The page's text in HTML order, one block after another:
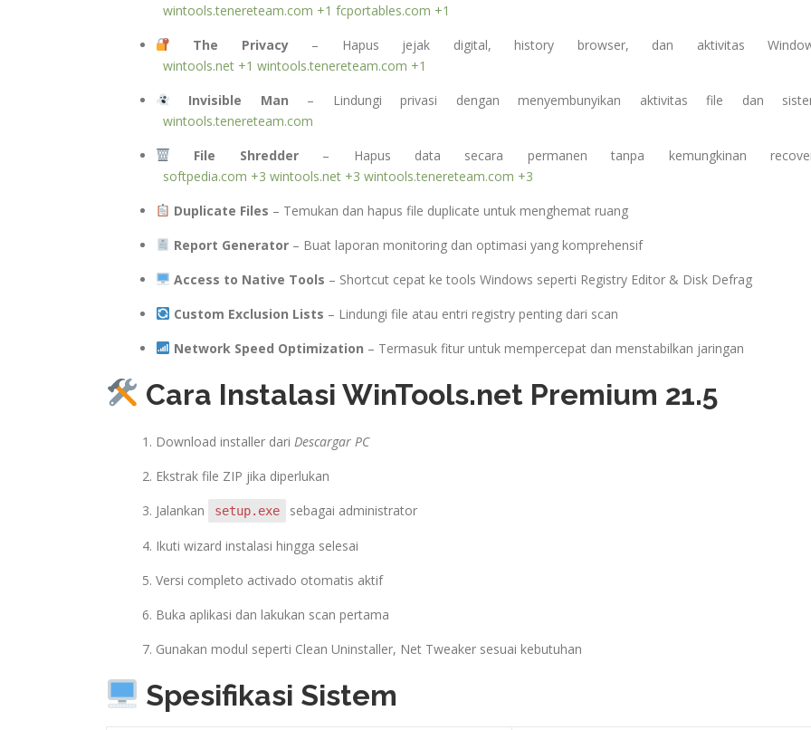
wintools.tenereteam.com +1 fcportables.com +1
The Privacy– Hapus jejak digital, history browser, dan aktivitas
wintools.net +1 wintools.tenereteam.com +1
Invisible Man – Lindungi privasi dengan menyembunyikan aktivitas file dan
wintools.tenereteam.com
File Shredder– Hapus data secara permanen tanpa kemungkinan
softpedia.com +3 wintools.net +3 wintools.tenereteam.com +3
Duplicate Files – Temukan dan hapus file duplicate untuk menghemat ruang
Report Generator– Buat laporan monitoring dan optimasi yang komprehensif
Access to Native Tools – Shortcut cepat ke tools Windows seperti Registry Editor & Disk Defrag
Custom Exclusion Lists – Lindungi file atau entri registry penting dari scan
Network Speed Optimization – Termasuk fitur untuk mempercepat dan menstabilkan jaringan
Cara Instalasi WinTools.net Premium 21.5
Download installer dari Descargar PC
Ekstrak file ZIP jika diperlukan
Jalankan
setup.exe sebagai administrator
Ikuti wizard instalasi hingga selesai
Versi completo activado otomatis aktif
Buka aplikasi dan lakukan scan pertama
Gunakan modul seperti Clean Uninstaller, Net Tweaker sesuai kebutuhan
Spesifikasi Sistem